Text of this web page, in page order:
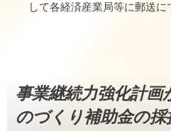
して各経済産業局等に郵送に
事業継続力強化計画
のづくり補助金の採